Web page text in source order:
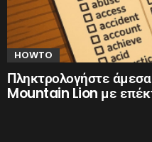
HOWTO
Πληκτρολογήστε
Mountain Lion με